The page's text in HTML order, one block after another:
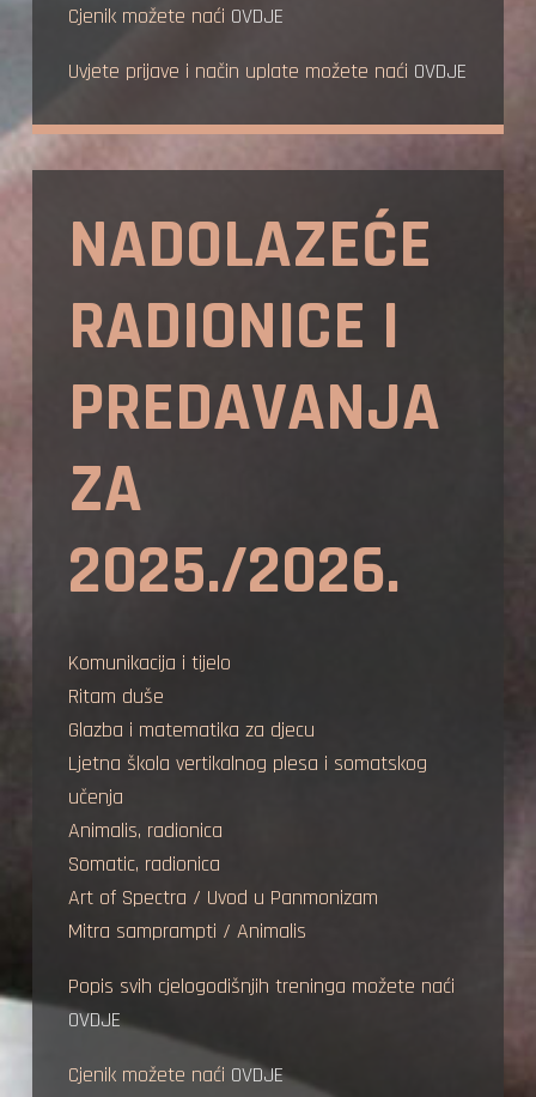
Cjenik možete naći OVDJE
Uvjete prijave i način uplate možete naći OVDJE
NADOLAZEĆE
RADIONICE I
PREDAVANJA
ZA
2025./2026.
Komunikacija i tijelo
Ritam duše
Glazba i matematika za djecu
Ljetna škola vertikalnog plesa i somatskog
učenja
Animalis, radionica
Somatic, radionica
Art of Spectra / Uvod u Panmonizam
Mitra samprampti / Animalis
Popis svih cjelogodišnjih treninga možete naći
OVDJE
Cjenik možete naći OVDJE